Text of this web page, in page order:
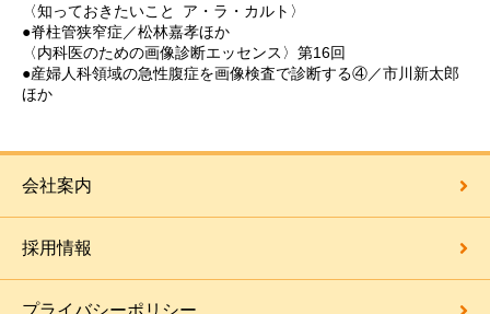
〈知っておきたいこと ア・ラ・カルト〉
●脊柱管狭窄症／松林嘉孝ほか
〈内科医のための画像診断エッセンス〉第16回
●産婦人科領域の急性腹症を画像検査で診断する④／市川新太郎
ほか
会社案内
採用情報
プライバシーポリシー